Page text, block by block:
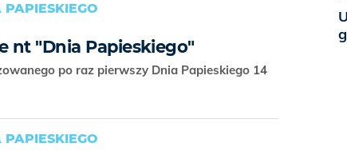
nt "Dnia Papieskiego"
po raz pierwszy Dnia Papieskiego 14